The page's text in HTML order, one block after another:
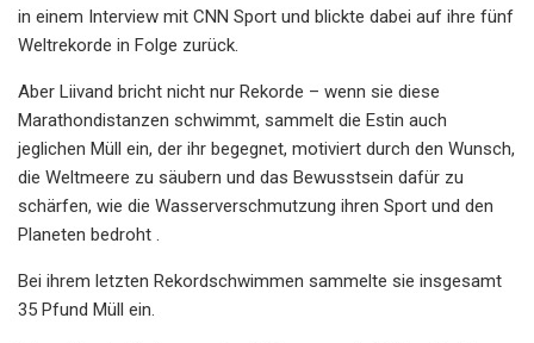
in einem Interview mit CNN Sport und blickte dabei auf ihre fünf
Weltrekorde in Folge zurück.
Aber Liivand bricht nicht nur Rekorde – wenn sie diese
Marathondistanzen schwimmt, sammelt die Estin auch
jeglichen Müll ein, der ihr begegnet, motiviert durch den Wunsch,
die Weltmeere zu säubern und das Bewusstsein dafür zu
schärfen, wie die Wasserverschmutzung ihren Sport und den
Planeten bedroht .
Bei ihrem letzten Rekordschwimmen sammelte sie insgesamt
35 Pfund Müll ein.